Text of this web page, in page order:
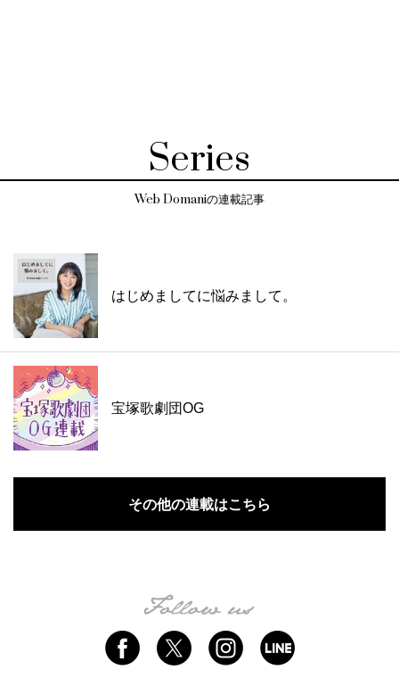
Series
Web Domaniの連載記事
はじめましてに悩みまして。
宝塚歌劇団OG
その他の連載はこちら